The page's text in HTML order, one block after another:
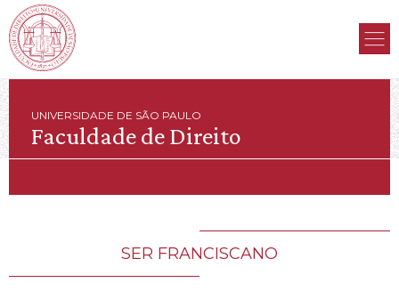
UNIVERSIDADE DE SÃO PAULO
Faculdade de Direito
SER FRANCISCANO